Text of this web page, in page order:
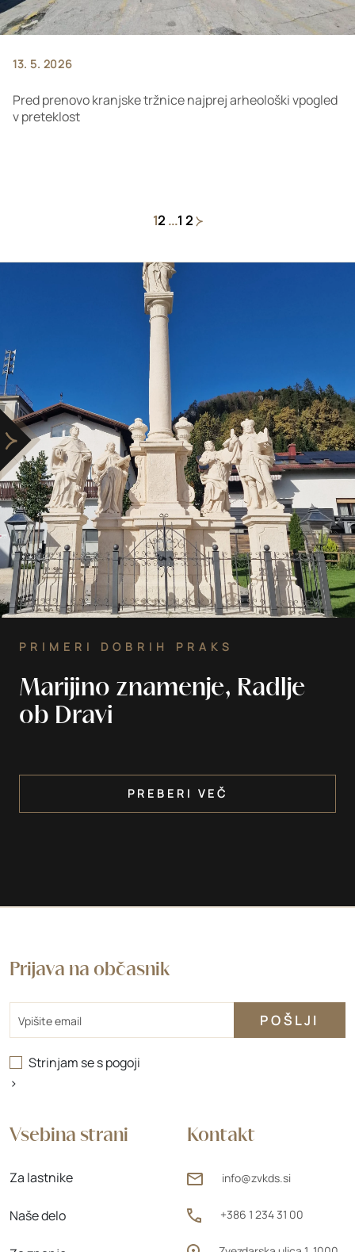
13. 5. 2026
Pred prenovo kranjske tržnice najprej arheološki vpogled
v preteklost
12 ...12
PRIMERI DOBRIH PRAKS
Marijino znamenje, Radlje
ob Dravi
PREBERI VEČ
Kontakt
info@zvkds.si
+386 1 234 31 00
Vsebina strani
Za lastnike
Naše delo
Prijava na občasnik
Strinjam se spogoji
>